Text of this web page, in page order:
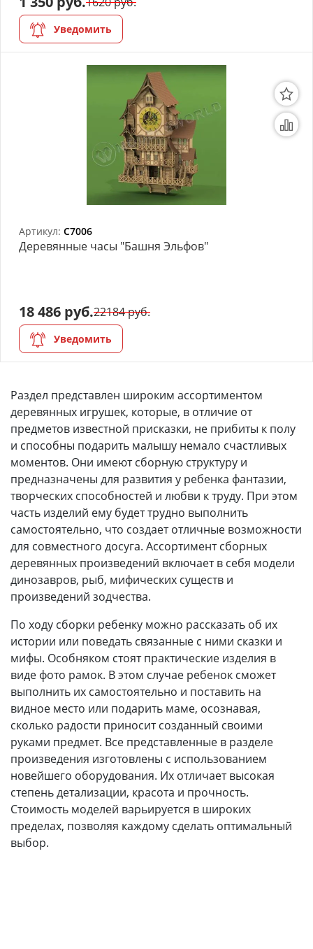
АРХИВ
Уведомить
Артикул: C7006
Деревянные часы "Башня Эльфов"
18 486 руб.22184 руб.
Уведомить
Раздел представлен широким ассортиментом
деревянных игрушек, которые, в отличие от
предметов известной присказки, не прибиты к полу
и способны подарить малышу немало счастливых
моментов. Они имеют сборную структуру и
предназначены для развития у ребенка фантазии,
творческих способностей и любви к труду. При этом
часть изделий ему будет трудно выполнить
самостоятельно, что создает отличные возможности
для совместного досуга. Ассортимент сборных
деревянных произведений включает в себя модели
динозавров, рыб, мифических существ и
произведений зодчества.
По ходу сборки ребенку можно рассказать об их
истории или поведать связанные с ними сказки и
мифы. Особняком стоят практические изделия в
виде фото рамок. В этом случае ребенок сможет
выполнить их самостоятельно и поставить на
видное место или подарить маме, осознавая,
сколько радости приносит созданный своими
руками предмет. Все представленные в разделе
произведения изготовлены с использованием
новейшего оборудования. Их отличает высокая
степень детализации, красота и прочность.
Стоимость моделей варьируется в широких
пределах, позволяя каждому сделать оптимальный
выбор.